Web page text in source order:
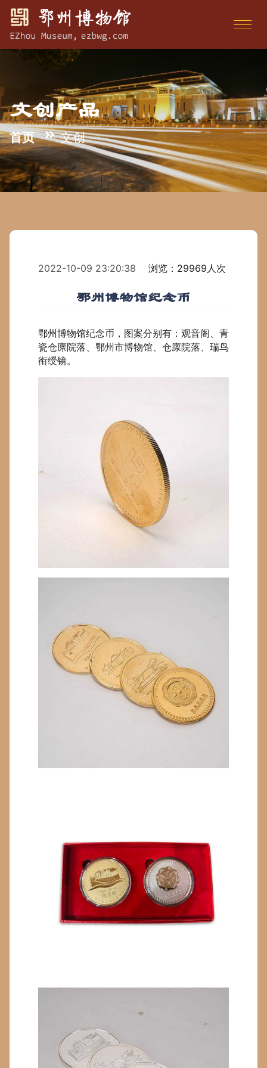
文创产品
首页 文创
2022-10-09 23:20:38 浏览：29969人次
鄂州博物馆纪念币
鄂州博物馆纪念币，图案分别有：观音阁、青
瓷仓廪院落、鄂州市博物馆、仓廪院落、瑞鸟
衔绶镜。